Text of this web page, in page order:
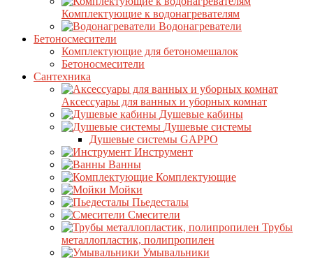
Комплектующие к водонагревателям
Водонагреватели
Бетоносмесители
Комплектующие для бетономешалок
Бетоносмесители
Сантехника
Аксессуары для ванных и уборных комнат
Душевые кабины
Душевые системы
Душевые системы GAPPO
Инструмент
Ванны
Комплектующие
Мойки
Пьедесталы
Смесители
Трубы
металлопластик, полипропилен
Умывальники